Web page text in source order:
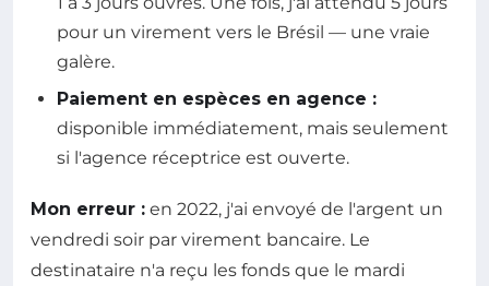
pour un virement vers le Brésil — une vraie
galère.
Paiement en espèces en agence :
disponible immédiatement, mais seulement
si l'agence réceptrice est ouverte.
Mon erreur : en 2022, j'ai envoyé de l'argent un
vendredi soir par virement bancaire. Le
destinataire n'a reçu les fonds que le mardi